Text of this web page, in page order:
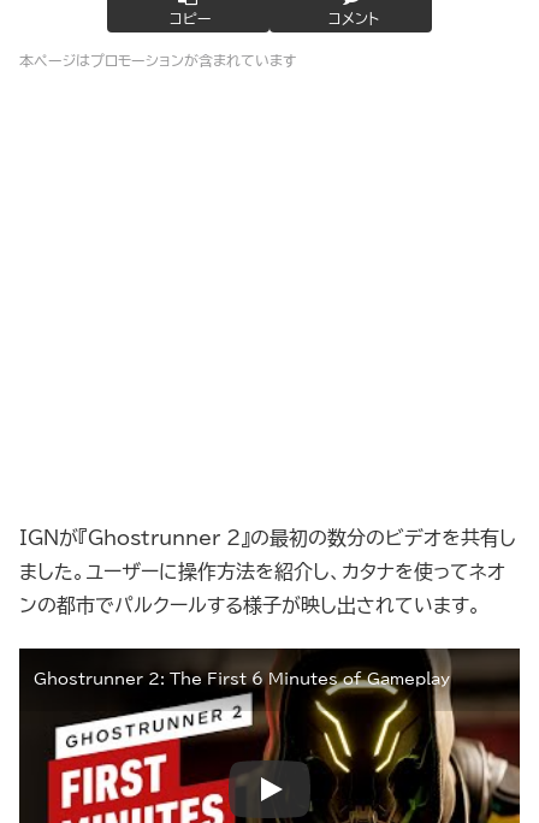
コピー コメント
本ページはプロモーションが含まれています
IGNが『Ghostrunner 2』の最初の数分のビデオを共有し
ました。ユーザーに操作方法を紹介し、カタナを使ってネオ
ンの都市でパルクールする様子が映し出されています。
Ghostrunner 2: The First 6 Minutes of Gameplay